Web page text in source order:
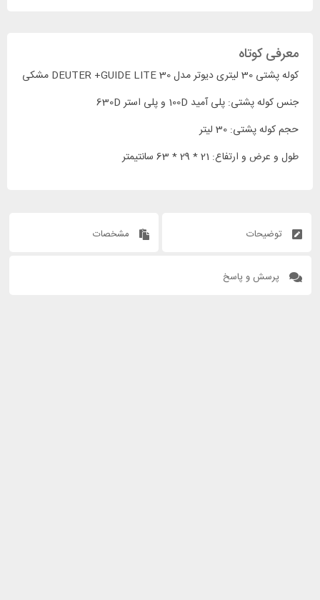
معرفی کوتاه
کوله پشتی 30 لیتری دیوتر مدل DEUTER +GUIDE LITE 30 مشکی
جنس کوله پشتی: پلی آمید 100D و پلی استر 630D
حجم کوله پشتی: 30 لیتر
طول و عرض و ارتفاع: 21 * 29 * 63 سانتیمتر
توضیحات مشخصات
پرسش و پاسخ